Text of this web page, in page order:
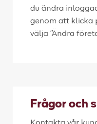
du ändra
genom att klicka
välja "Ändra
Frågor och